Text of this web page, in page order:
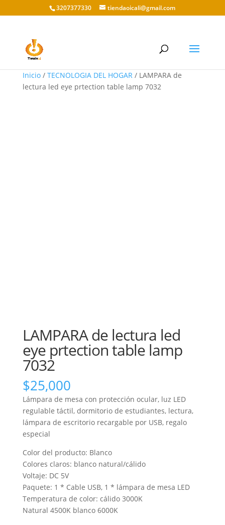
3207377330 tiendaoicali@gmail.com
Inicio/ TECNOLOGIA DEL HOGAR/ LAMPARA de
lectura led eye prtection table lamp 7032
LAMPARA de lectura led
eye prtection table lamp
7032
$25,000
Lámpara de mesa con protección ocular, luz LED
regulable táctil, dormitorio de estudiantes, lectura,
lámpara de escritorio recargable por USB, regalo
especial
Color del producto: Blanco
Colores claros: blanco natural/cálido
Voltaje: DC 5V
Paquete: 1 * Cable USB, 1 * lámpara de mesa LED
Temperatura de color: cálido 3000K
Natural 4500K blanco 6000K